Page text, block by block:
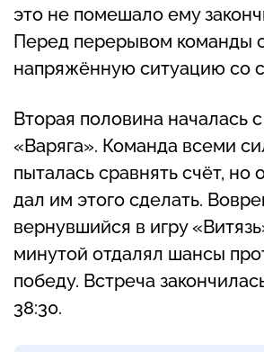
это не помешало ему
Перед перерывом команды
напряжённую ситуацию со
Вторая половина началась
«Варяга». Команда всеми
пыталась сравнять счёт, но
дал им этого сделать.
вернувшийся в игру
минутой отдалял шансы
победу. Встреча
38:30.